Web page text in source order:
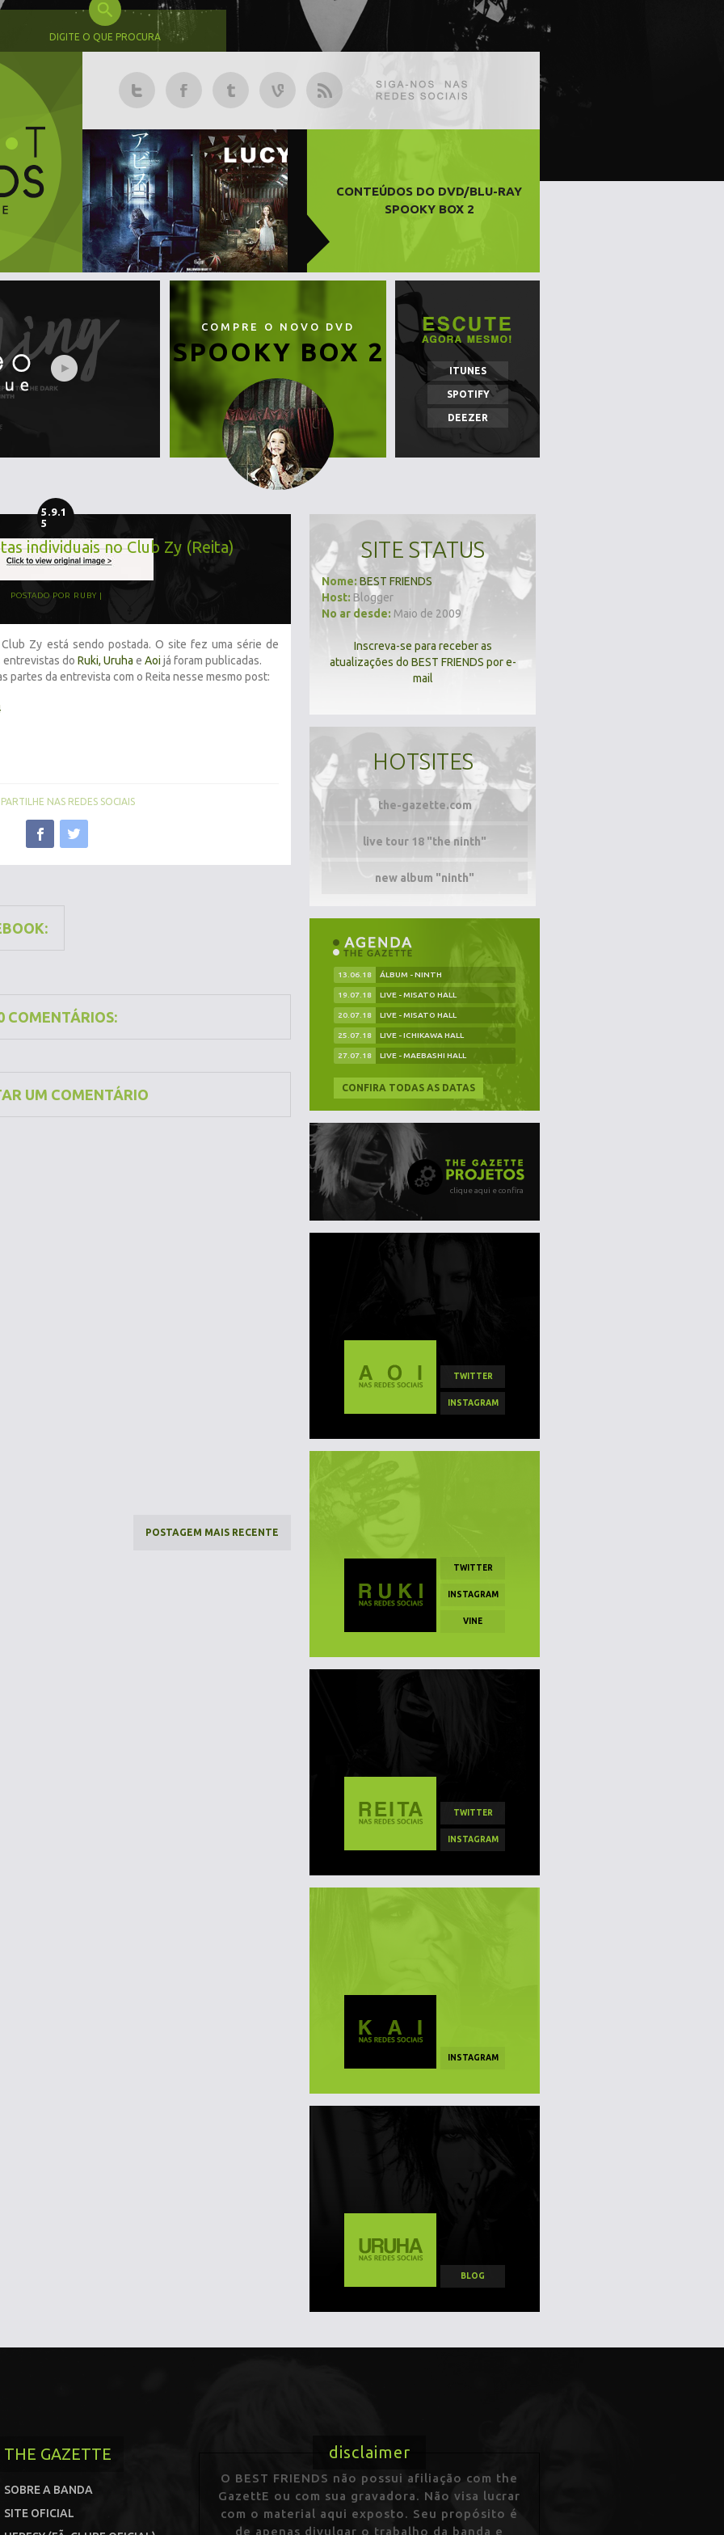
DIGITE O QUE PROCURA
CONTEÚDOS DO DVD/BLU-RAY
SPOOKY BOX 2
COMPRE O NOVO DVD
SPOOKY BOX 2
ITUNES
SPOTIFY
DEEZER
5.9.1
5
individuais no Club Zy (Reita)
POSTADO POR RUBY
Zy está sendo postada. O site fez uma série de
entrevistas do Ruki, Uruha e Aoi já foram publicadas.
partes da entrevista com o Reita nesse mesmo post:
NAS REDES SOCIAIS
COMENTÁRIOS:
UM COMENTÁRIO
POSTAGEM MAIS RECENTE
SITE STATUS
Nome: BEST FRIENDS
Host: Blogger
No ar desde: Maio de 2009
Inscreva-se para receber as
atualizações do BEST FRIENDS por e-
mail
HOTSITES
the-gazette.com
live tour 18 "the ninth"
new album "ninth"
13.06.18 ÁLBUM - NINTH
19.07.18 LIVE - MISATO HALL
20.07.18 LIVE - MISATO HALL
25.07.18 LIVE - ICHIKAWA HALL
27.07.18 LIVE - MAEBASHI HALL
CONFIRA TODAS AS DATAS
clique aqui e confira
TWITTER
INSTAGRAM
TWITTER
INSTAGRAM
VINE
TWITTER
INSTAGRAM
INSTAGRAM
BLOG
THE GAZETTE
SOBRE A BANDA
SITE OFICIAL
disclaimer
O BEST FRIENDS não possui afiliação com the
GazettE ou com sua gravadora. Não visa lucrar
com o material aqui exposto. Seu propósito é
de apenas divulgar o trabalho da banda e